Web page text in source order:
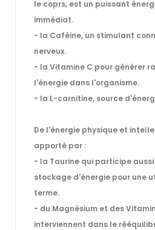
le coprs, est un puissant
immédiat.
- la Caféine, un stimulant
nerveux.
- la Vitamine C pour générer
l'énergie dans l'organisme.
- la L-carnitine, source
De l'énergie physique et
apporté par :
- la Taurine qui participe
stockage d'énergie pour une
terme.
- du Magnésium et des
interviennent dans le